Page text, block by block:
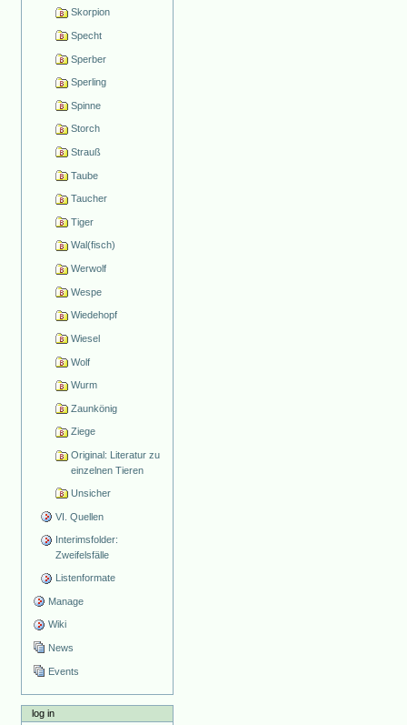
Skorpion
Specht
Sperber
Sperling
Spinne
Storch
Strauß
Taube
Taucher
Tiger
Wal(fisch)
Werwolf
Wespe
Wiedehopf
Wiesel
Wolf
Wurm
Zaunkönig
Ziege
Original: Literatur zu
einzelnen Tieren
Unsicher
VI. Quellen
Interimsfolder:
Zweifelsfälle
Listenformate
Manage
Wiki
News
Events
log in